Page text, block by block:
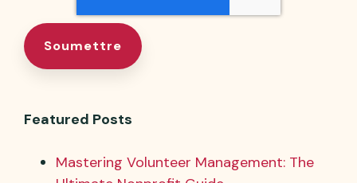
Featured Posts
Mastering Volunteer Management: The